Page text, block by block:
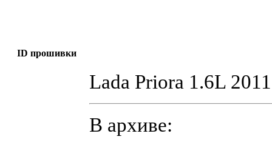
ID прошивки
Lada Priora 1.6L 2011
В архиве: